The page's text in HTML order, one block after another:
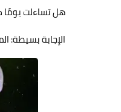
هل تساءلت يومًا
الإجابة بسيطة: